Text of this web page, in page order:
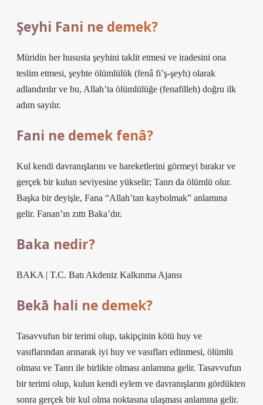
Şeyhi Fani ne demek?
Müridin her hususta şeyhini taklit etmesi ve iradesini ona
teslim etmesi, şeyhte ölümlülük (fenâ fi’ş-şeyh) olarak
adlandırılır ve bu, Allah’ta ölümlülüğe (fenafilleh) doğru ilk
adım sayılır.
Fani ne demek fenâ?
Kul kendi davranışlarını ve hareketlerini görmeyi bırakır ve
gerçek bir kulun seviyesine yükselir; Tanrı da ölümlü olur.
Başka bir deyişle, Fana “Allah’tan kaybolmak” anlamına
gelir. Fanan’ın zıttı Baka’dır.
Baka nedir?
BAKA | T.C. Batı Akdeniz Kalkınma Ajansı
Bekā hali ne demek?
Tasavvufun bir terimi olup, takipçinin kötü huy ve
vasıflarından arınarak iyi huy ve vasıfları edinmesi, ölümlü
olması ve Tanrı ile birlikte olması anlamına gelir. Tasavvufun
bir terimi olup, kulun kendi eylem ve davranışlarını gördükten
sonra gerçek bir kul olma noktasına ulaşması anlamına gelir.